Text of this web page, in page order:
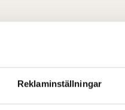
Reklaminställningar